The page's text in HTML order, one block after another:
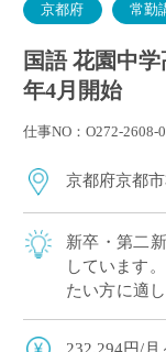
京都府 常勤
国語 花園中
年4月開始
仕事NO：O272-2608-
京都府京都
新卒・第二
しています
たい方に適
保しやすい